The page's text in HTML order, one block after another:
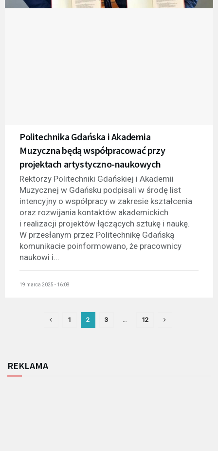
Politechnika Gdańska i Akademia
Muzyczna będą współpracować przy
projektach artystyczno-naukowych
Rektorzy Politechniki Gdańskiej i Akademii
Muzycznej w Gdańsku podpisali w środę list
intencyjny o współpracy w zakresie kształcenia
oraz rozwijania kontaktów akademickich
i realizacji projektów łączących sztukę i naukę.
W przesłanym przez Politechnikę Gdańską
komunikacie poinformowano, że pracownicy
naukowi i...
19 marca 2025 - 16:08
1 2 3 … 12
REKLAMA